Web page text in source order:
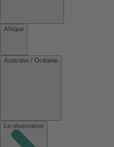
Afrique
Australie / Océanie
La réservation